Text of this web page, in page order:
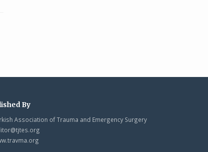
By
Association of Trauma and Emergency Surgery